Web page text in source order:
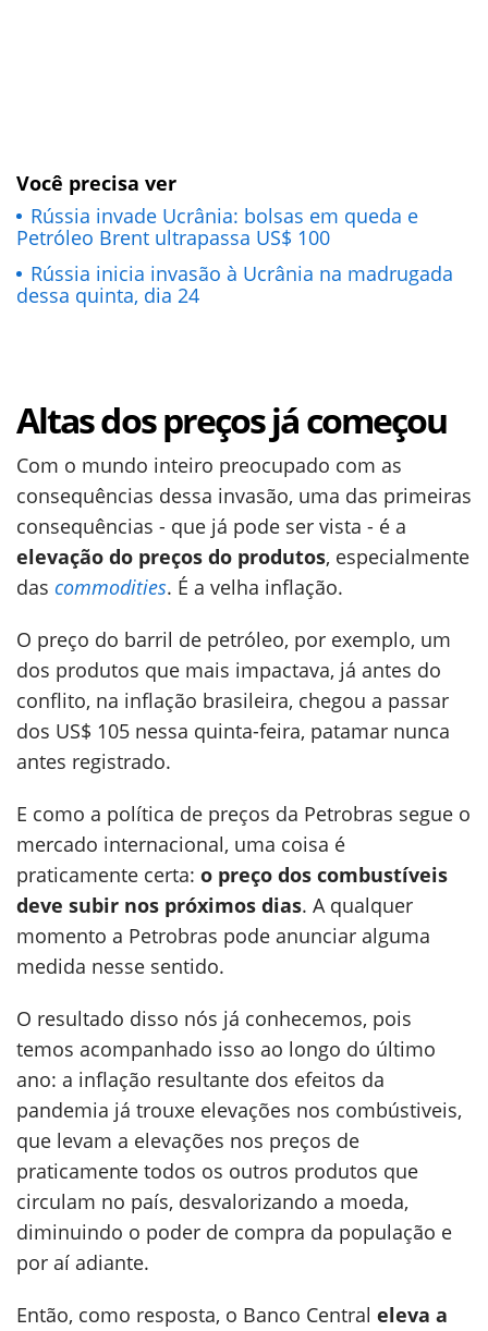
Você precisa ver
Rússia invade Ucrânia: bolsas em queda e
Petróleo Brent ultrapassa US$ 100
Rússia inicia invasão à Ucrânia na madrugada
dessa quinta, dia 24
Altas dos preços já começou
Com o mundo inteiro preocupado com as
consequências dessa invasão, uma das primeiras
consequências - que já pode ser vista - é a
elevação do preços do produtos, especialmente
das commodities. É a velha inflação.
O preço do barril de petróleo, por exemplo, um
dos produtos que mais impactava, já antes do
conflito, na inflação brasileira, chegou a passar
dos US$ 105 nessa quinta-feira, patamar nunca
antes registrado.
E como a política de preços da Petrobras segue o
mercado internacional, uma coisa é
praticamente certa: o preço dos combustíveis
deve subir nos próximos dias. A qualquer
momento a Petrobras pode anunciar alguma
medida nesse sentido.
O resultado disso nós já conhecemos, pois
temos acompanhado isso ao longo do último
ano: a inflação resultante dos efeitos da
pandemia já trouxe elevações nos combústiveis,
que levam a elevações nos preços de
praticamente todos os outros produtos que
circulam no país, desvalorizando a moeda,
diminuindo o poder de compra da população e
por aí adiante.
Então, como resposta, o Banco Central eleva a